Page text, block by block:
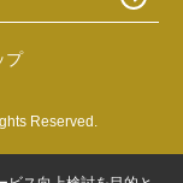
プ
Reserved.